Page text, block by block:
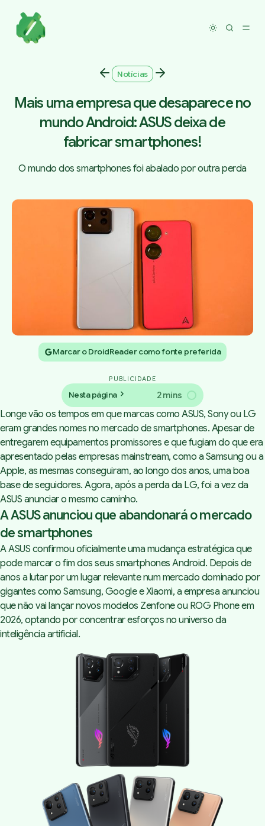
Toggle
Notícias
Mais uma empresa que desaparece no
mundo Android: ASUS deixa de
fabricar smartphones!
O mundo dos smartphones foi abalado por outra perda
Marcar o DroidReader como fonte preferida
PUBLICIDADE
Nesta página 2 mins
Longe vão os tempos em que marcas como ASUS, Sony ou LG
eram grandes nomes no mercado de smartphones. Apesar de
entregarem equipamentos promissores e que fugiam do que era
apresentado pelas empresas mainstream, como a Samsung ou a
Apple, as mesmas conseguiram, ao longo dos anos, uma boa
base de seguidores. Agora, após a perda da LG, foi a vez da
ASUS anunciar o mesmo caminho.
A ASUS anunciou que abandonará o mercado
de smartphones
A ASUS confirmou oficialmente uma mudança estratégica que
pode marcar o fim dos seus smartphones Android. Depois de
anos a lutar por um lugar relevante num mercado dominado por
gigantes como Samsung, Google e Xiaomi, a empresa anunciou
que não vai lançar novos modelos Zenfone ou ROG Phone em
2026, optando por concentrar esforços no universo da
inteligência artificial.